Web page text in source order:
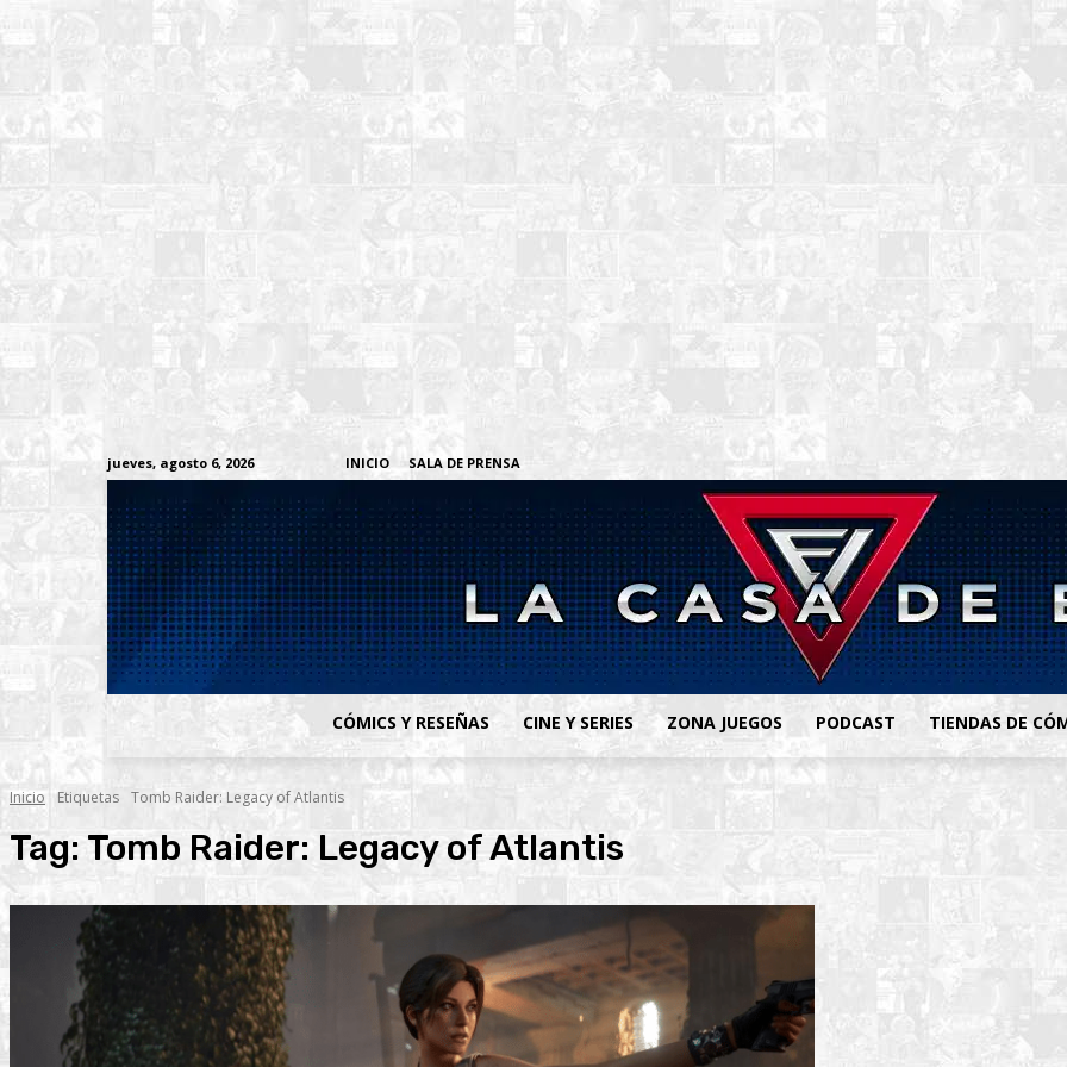
jueves, agosto 6, 2026 INICIO SALA DE PRENSA
CÓMICS Y RESEÑAS CINE Y SERIES ZONA JUEGOS PODCAST TIENDAS DE
Inicio Etiquetas Tomb Raider: Legacy of Atlantis
Tag: Tomb Raider: Legacy of Atlantis